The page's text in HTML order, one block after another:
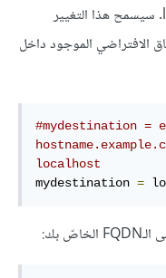
mydestination واستبداله بـlocalhost. سيسمح هذا التغيير
الافتراضي الموجود داخل
#mydestination =
localhost
mydestination =